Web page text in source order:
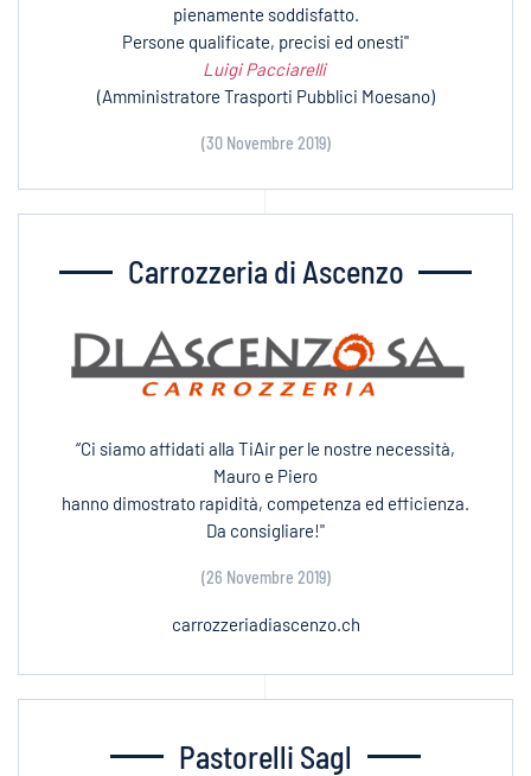
pienamente soddisfatto.
Persone qualificate, precisi ed onesti"
Luigi Pacciarelli
(Amministratore Trasporti Pubblici Moesano)
(30 Novembre 2019)
Carrozzeria di Ascenzo
“Ci siamo affidati alla TiAir per le nostre necessità,
Mauro e Piero
hanno dimostrato rapidità, competenza ed efficienza.
Da consigliare!"
(26 Novembre 2019)
carrozzeriadiascenzo.ch
Pastorelli Sagl